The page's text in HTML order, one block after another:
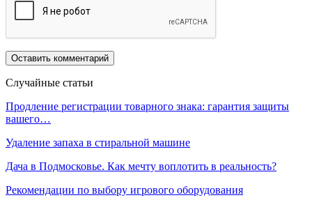
Случайные статьи
Продление регистрации товарного знака: гарантия защиты
вашего…
Удаление запаха в стиральной машине
Дача в Подмосковье. Как мечту воплотить в реальность?
Рекомендации по выбору игрового оборудования